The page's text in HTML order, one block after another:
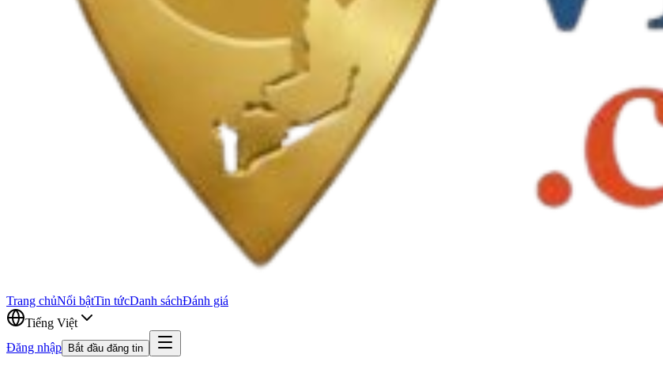
Trang chủNổi bậtTin tứcDanh sáchĐánh giá
Tiếng Việt
Đăng nhập
Bắt đầu đăng tin